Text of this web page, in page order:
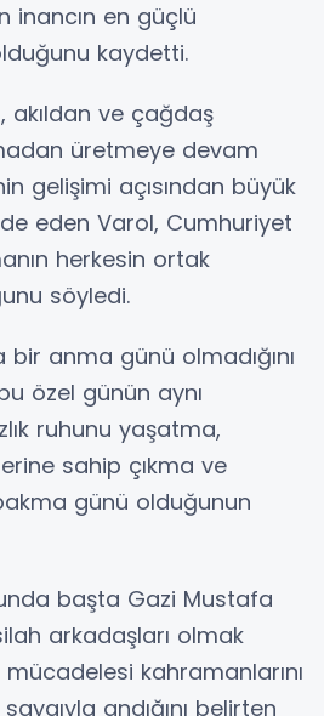
inancın en güçlü
kaydetti.
akıldan ve çağdaş
üretmeye devam
gelişimi açısından büyük
eden Varol, Cumhuriyet
herkesin ortak
söyledi.
bir anma günü olmadığını
özel günün aynı
ruhunu yaşatma,
sahip çıkma ve
günü olduğunun
başta Gazi Mustafa
arkadaşları olmak
kahramanlarını
andığını belirten